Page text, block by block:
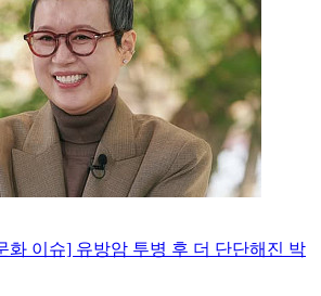
화 이슈] 유방암 투병 후 더 단단해진 박